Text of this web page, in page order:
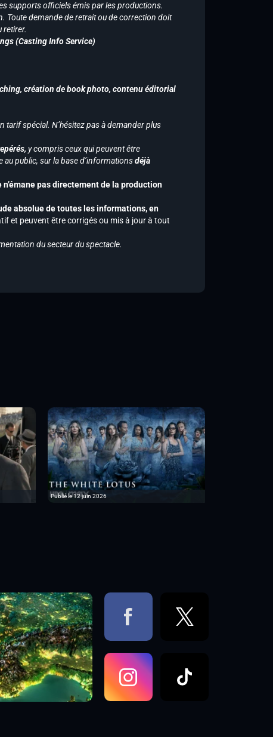
supports officiels émis par les productions.
Toute demande de retrait ou de correction doit
retirer.
(Casting Info Service)
création de book photo, contenu éditorial
tarif spécial. N’hésitez pas à demander plus
y compris ceux qui peuvent être
public, sur la base d’informationsdéjà
n’émane pas directement de la production
absolue de toutes les informations, en
et peuvent être corrigés ou mis à jour à tout
du secteur du spectacle.
Publié le 12 juin 2026